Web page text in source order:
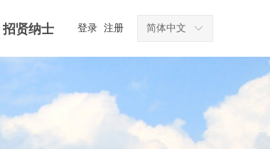
招贤纳士 登录 注册 ꀅ
简体中文